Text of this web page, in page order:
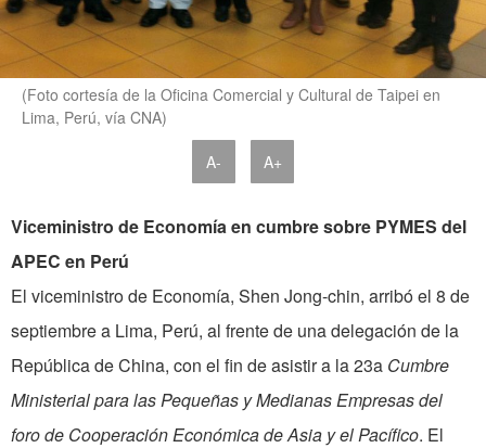
(Foto cortesía de la Oficina Comercial y Cultural de Taipei en
Lima, Perú, vía CNA)
A- A+
Viceministro de Economía en cumbre sobre PYMES del
APEC en Perú
El viceministro de Economía, Shen Jong-chin, arribó el 8 de
septiembre a Lima, Perú, al frente de una delegación de la
República de China, con el fin de asistir a la 23a Cumbre
Ministerial para las Pequeñas y Medianas Empresas del
foro de Cooperación Económica de Asia y el Pacífico. El